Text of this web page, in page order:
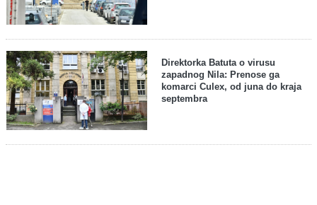
Direktorka Batuta o virusu
zapadnog Nila: Prenose ga
komarci Culex, od juna do kraja
septembra